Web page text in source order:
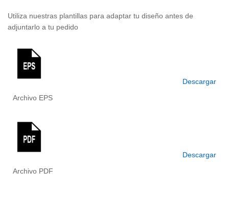
Utiliza nuestras plantillas para adaptar tu diseño antes de
adjuntarlo a tu pedido
Archivo EPS
Descargar
Archivo PDF
Descargar